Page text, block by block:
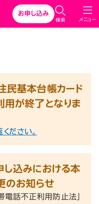
メニュー
検索
お申し込み
民基本台帳カード
用が終了となりま
ださい。
し込みにおける本
のお知らせ
電話不正利用防止法」